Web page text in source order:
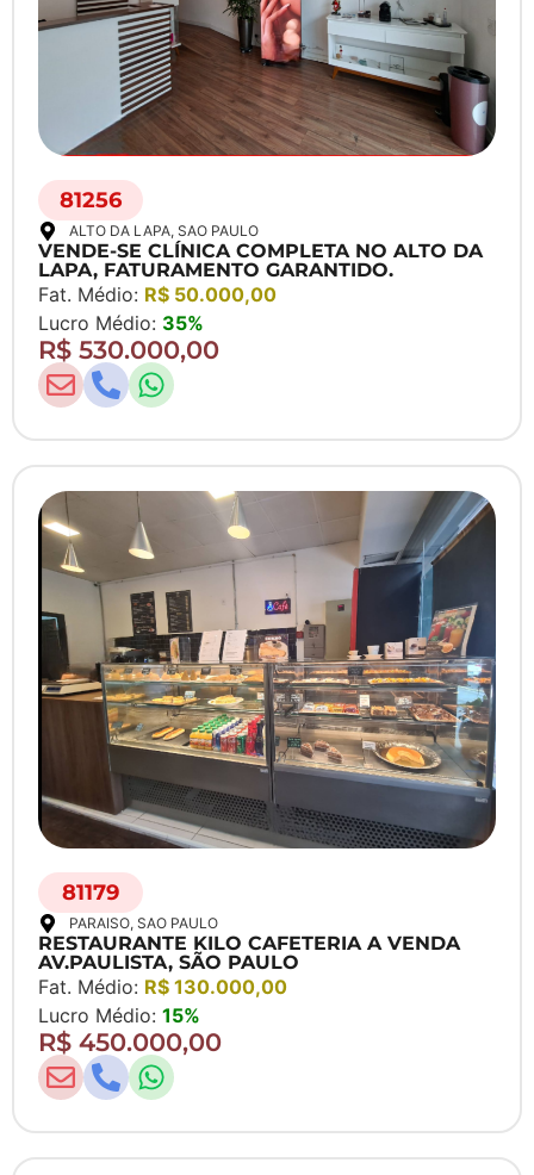
81256
ALTO DA LAPA, SAO PAULO
VENDE-SE CLÍNICA COMPLETA NO ALTO DA
LAPA, FATURAMENTO GARANTIDO.
Fat. Médio: R$ 50.000,00
Lucro Médio: 35%
R$ 530.000,00
81179
PARAISO, SAO PAULO
RESTAURANTE KILO CAFETERIA A VENDA
AV.PAULISTA, SÃO PAULO
Fat. Médio: R$ 130.000,00
Lucro Médio: 15%
R$ 450.000,00